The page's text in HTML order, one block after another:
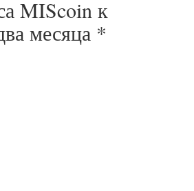
MIScoin к
месяца *